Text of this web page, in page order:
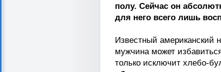
полу. Сейчас он
для него всего лишь
Известный американский
мужчина может
только исключит хлебо-